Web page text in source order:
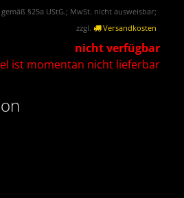
§25a UStG.; MwSt. nicht ausweisbar;
zzgl.
Versandkosten
nicht verfügbar
ist momentan nicht lieferbar